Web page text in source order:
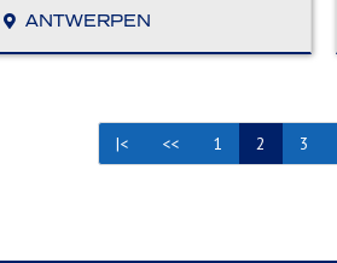
ANTWERPEN
|< << 1 2 3